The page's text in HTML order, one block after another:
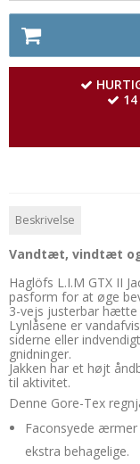
14
Beskrivelse
Vandtæt, vindtæt
Haglöfs L.I.M GTX II
pasform for at øge
3-vejs justerbar
Lynlåsene er
siderne eller
gnidninger.
Jakken har et højt
til aktivitet.
Denne Gore-Tex
Faconsyede
ekstra behagelige.